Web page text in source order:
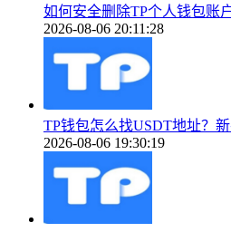
如何安全删除TP个人钱包账
2026-08-06 20:11:28
TP钱包怎么找USDT地址？
2026-08-06 19:30:19